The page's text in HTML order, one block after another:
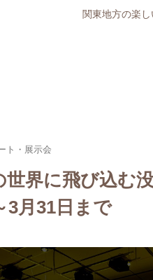
関東地方の楽
ト・展示会
界に飛び込む
3月31日まで